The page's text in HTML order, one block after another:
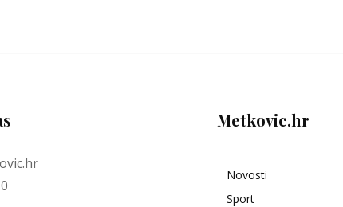
Metkovic.hr
Novosti
Sport